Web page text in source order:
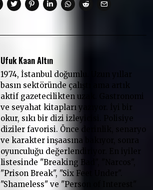
Ufuk Kaan Altın
1974, İstanbul doğumlu. Uzun yıllar
basın sektöründe çalıştı ama artık
aktif gazetecilikten uzak. Gastronomi
ve seyahat kitapları yazıyor. İyi bir
okur, sıkı bir dizi izleyicisi. Polisiye
diziler favorisi. Önce derinlik, senaryo
ve karakter inşaasına bakıyor, sonra
oyunculuğu değerlendiriyor. En iyiler
listesinde "Breaking Bad", "Narcos",
"Prison Break", "Six Feet Under".
"Shameless" ve "Person of Interest"